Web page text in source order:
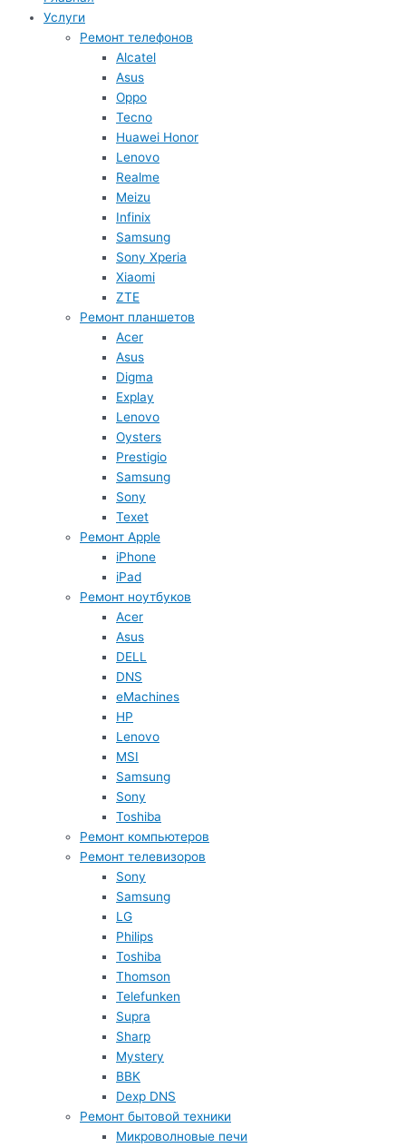
Услуги
Ремонт телефонов
Alcatel
Asus
Oppo
Tecno
Huawei Honor
Lenovo
Realme
Meizu
Infinix
Samsung
Sony Xperia
Xiaomi
ZTE
Ремонт планшетов
Acer
Asus
Digma
Explay
Lenovo
Oysters
Prestigio
Samsung
Sony
Texet
Ремонт Apple
iPhone
iPad
Ремонт ноутбуков
Acer
Asus
DELL
DNS
eMachines
HP
Lenovo
MSI
Samsung
Sony
Toshiba
Ремонт компьютеров
Ремонт телевизоров
Sony
Samsung
LG
Philips
Toshiba
Thomson
Telefunken
Supra
Sharp
Mystery
BBK
Dexp DNS
Ремонт бытовой техники
Микроволновые печи